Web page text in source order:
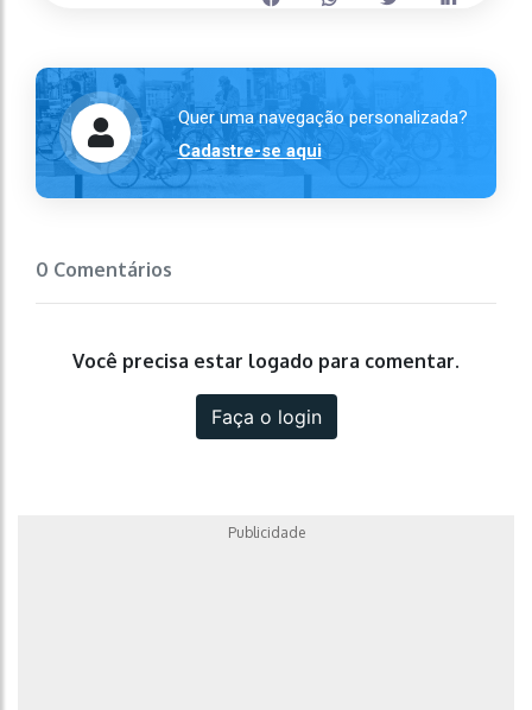
Quer uma navegação personalizada?
Cadastre-se aqui
0 Comentários
Você precisa estar logado para comentar.
Faça o login
Publicidade